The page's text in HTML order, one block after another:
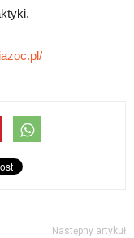
Następny artykuł